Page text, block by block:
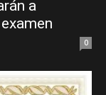
a
0